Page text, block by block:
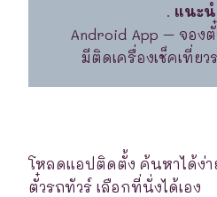
. แนะน
Android App – จอง
มีติดเครื่องเช็คเที่ย
โหลดแอปติดตั้ง ค้นหาได้ง่
ตั๋วรถทัวร์ เลือกที่นั่งได้เอง